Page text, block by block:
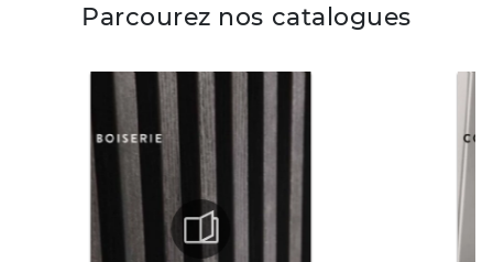
Parcourez nos catalogues